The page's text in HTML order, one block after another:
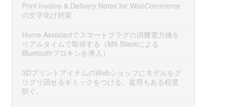
Print Invoice & Delivery Notes for WooCommerce
の文字化け対策
Home Assistantでスマートプラグの消費電力値を
リアルタイムで取得する（M5 Stackによる
Bluetoothプロキシを導入）
3DプリントアイテムのWebショップにモデルをグ
リグリ回せるギミックをつける。盗用もある程度
防ぐ。